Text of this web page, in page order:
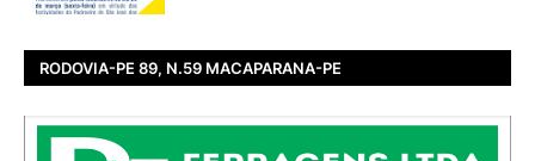
RODOVIA-PE 89, N.59 MACAPARANA-PE